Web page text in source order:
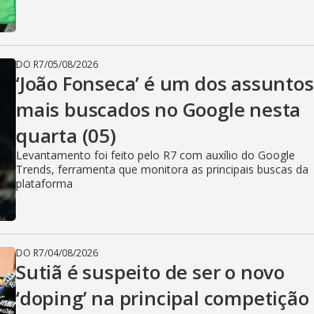
DO R7/05/08/2026
‘João Fonseca’ é um dos assuntos
mais buscados no Google nesta
quarta (05)
Levantamento foi feito pelo R7 com auxílio do Google
Trends, ferramenta que monitora as principais buscas da
plataforma
DO R7/04/08/2026
Sutiã é suspeito de ser o novo
‘doping’ na principal competição